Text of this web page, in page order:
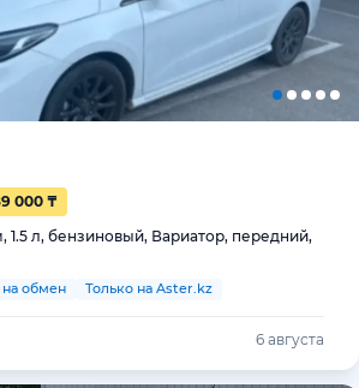
000 ₸
1.5 л, бензиновый, Вариатор, передний,
обмен Только на Aster.kz
6 августа